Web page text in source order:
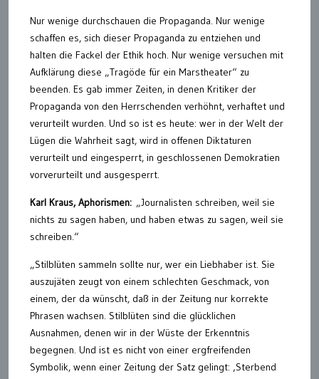
Nur wenige durchschauen die Propaganda. Nur wenige
schaffen es, sich dieser Propaganda zu entziehen und
halten die Fackel der Ethik hoch. Nur wenige versuchen mit
Aufklärung diese „Tragöde für ein Marstheater“ zu
beenden. Es gab immer Zeiten, in denen Kritiker der
Propaganda von den Herrschenden verhöhnt, verhaftet und
verurteilt wurden. Und so ist es heute: wer in der Welt der
Lügen die Wahrheit sagt, wird in offenen Diktaturen
verurteilt und eingesperrt, in geschlossenen Demokratien
vorverurteilt und ausgesperrt.
Karl Kraus, Aphorismen: „Journalisten schreiben, weil sie
nichts zu sagen haben, und haben etwas zu sagen, weil sie
schreiben.“
„Stilblüten sammeln sollte nur, wer ein Liebhaber ist. Sie
auszujäten zeugt von einem schlechten Geschmack, von
einem, der da wünscht, daß in der Zeitung nur korrekte
Phrasen wachsen. Stilblüten sind die glücklichen
Ausnahmen, denen wir in der Wüste der Erkenntnis
begegnen. Und ist es nicht von einer ergfreifenden
Symbolik, wenn einer Zeitung der Satz gelingt: ‚Sterbend